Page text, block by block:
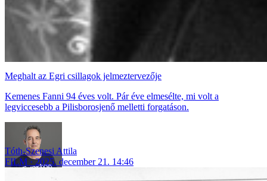
Meghalt az Egri csillagok jelmeztervezője
Kemenes Fanni 94 éves volt. Pár éve elmesélte, mi volt a
legviccesebb a Pilisborosjenő melletti forgatáson.
Tóth-Szenesi Attila
FILM
2025. december 21. 14:46